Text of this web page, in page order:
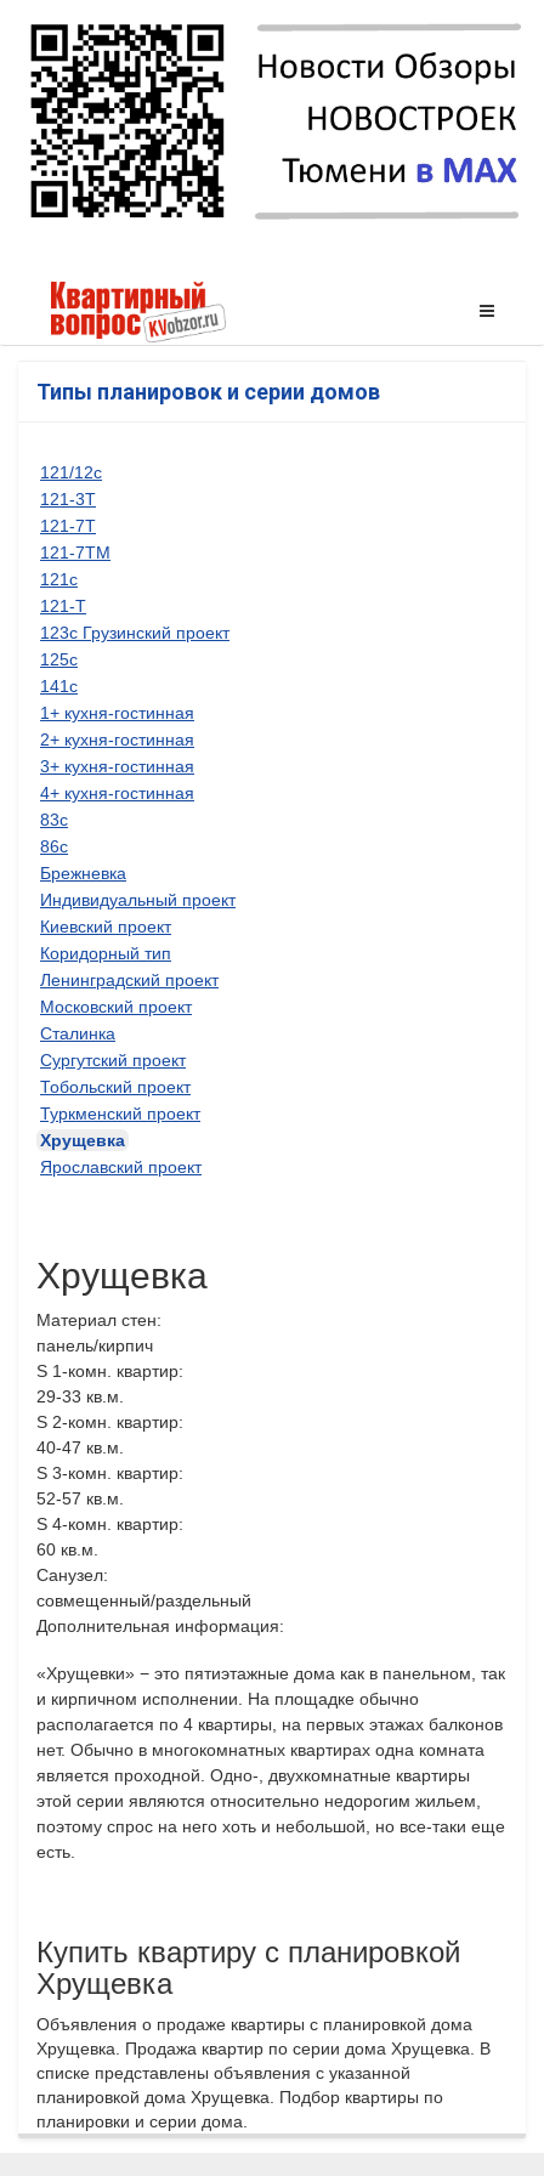
Типы планировок и серии домов
121/12с
121-3Т
121-7Т
121-7ТМ
121с
121-Т
123с Грузинский проект
125с
141с
1+ кухня-гостинная
2+ кухня-гостинная
3+ кухня-гостинная
4+ кухня-гостинная
83с
86с
Брежневка
Индивидуальный проект
Киевский проект
Коридорный тип
Ленинградский проект
Московский проект
Сталинка
Сургутский проект
Тобольский проект
Туркменский проект
Хрущевка
Ярославский проект
Хрущевка
Материал стен:
панель/кирпич
S 1-комн. квартир:
29-33 кв.м.
S 2-комн. квартир:
40-47 кв.м.
S 3-комн. квартир:
52-57 кв.м.
S 4-комн. квартир:
60 кв.м.
Санузел:
совмещенный/раздельный
Дополнительная информация:
«Хрущевки» − это пятиэтажные дома как в панельном, так
и кирпичном исполнении. На площадке обычно
располагается по 4 квартиры, на первых этажах балконов
нет. Обычно в многокомнатных квартирах одна комната
является проходной. Одно-, двухкомнатные квартиры
этой серии являются относительно недорогим жильем,
поэтому спрос на него хоть и небольшой, но все-таки еще
есть.
Купить квартиру с планировкой
Хрущевка
Объявления о продаже квартиры с планировкой дома
Хрущевка. Продажа квартир по серии дома Хрущевка. В
списке представлены объявления с указанной
планировкой дома Хрущевка. Подбор квартиры по
планировки и серии дома.